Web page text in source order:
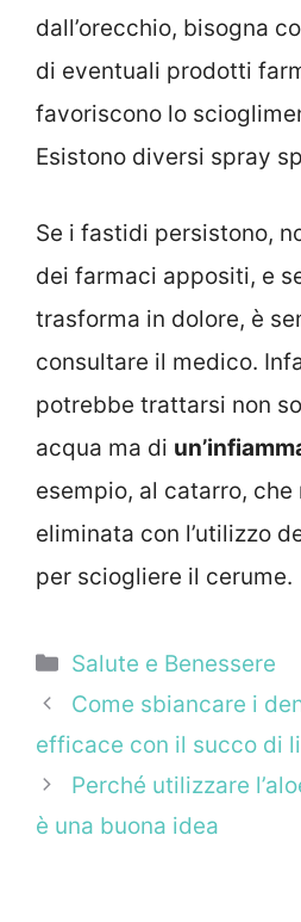
dall’orecchio, bisogna
di eventuali prodotti
favoriscono lo
Esistono diversi spray
Se i fastidi persistono,
dei farmaci appositi, e
trasforma in dolore, è
consultare il medico.
potrebbe trattarsi non
acqua ma di
esempio, al catarro, che
eliminata con l’utilizzo
per sciogliere il cerume.
Categorie
Salute e Benessere
Come sbiancare i
efficace con il succo di
Perché utilizzare
è una buona idea